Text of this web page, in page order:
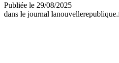
Publiée le 29/08/2025
dans le journal